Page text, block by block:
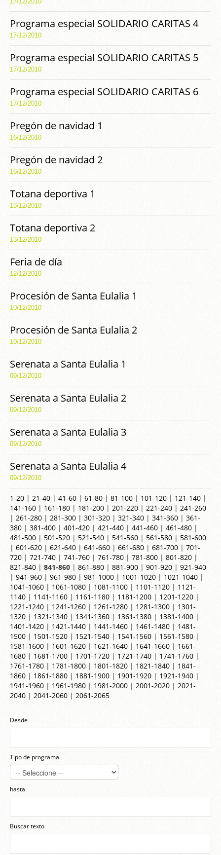
Programa especial SOLIDARIO CARITAS 4
17/12/2010
Programa especial SOLIDARIO CARITAS 5
17/12/2010
Programa especial SOLIDARIO CARITAS 6
17/12/2010
Pregón de navidad 1
16/12/2010
Pregón de navidad 2
16/12/2010
Totana deportiva 1
13/12/2010
Totana deportiva 2
13/12/2010
Feria de día
12/12/2010
Procesión de Santa Eulalia 1
10/12/2010
Procesión de Santa Eulalia 2
10/12/2010
Serenata a Santa Eulalia 1
09/12/2010
Serenata a Santa Eulalia 2
09/12/2010
Serenata a Santa Eulalia 3
09/12/2010
Serenata a Santa Eulalia 4
09/12/2010
1-20 | 21-40 | 41-60 | 61-80 | 81-100 | 101-120 | 121-140 |
141-160 | 161-180 | 181-200 | 201-220 | 221-240 | 241-260
| 261-280 | 281-300 | 301-320 | 321-340 | 341-360 | 361-
380 | 381-400 | 401-420 | 421-440 | 441-460 | 461-480 |
481-500 | 501-520 | 521-540 | 541-560 | 561-580 | 581-600
| 601-620 | 621-640 | 641-660 | 661-680 | 681-700 | 701-
720 | 721-740 | 741-760 | 761-780 | 781-800 | 801-820 |
821-840 | 841-860 | 861-880 | 881-900 | 901-920 | 921-940
| 941-960 | 961-980 | 981-1000 | 1001-1020 | 1021-1040 |
1041-1060 | 1061-1080 | 1081-1100 | 1101-1120 | 1121-
1140 | 1141-1160 | 1161-1180 | 1181-1200 | 1201-1220 |
1221-1240 | 1241-1260 | 1261-1280 | 1281-1300 | 1301-
1320 | 1321-1340 | 1341-1360 | 1361-1380 | 1381-1400 |
1401-1420 | 1421-1440 | 1441-1460 | 1461-1480 | 1481-
1500 | 1501-1520 | 1521-1540 | 1541-1560 | 1561-1580 |
1581-1600 | 1601-1620 | 1621-1640 | 1641-1660 | 1661-
1680 | 1681-1700 | 1701-1720 | 1721-1740 | 1741-1760 |
1761-1780 | 1781-1800 | 1801-1820 | 1821-1840 | 1841-
1860 | 1861-1880 | 1881-1900 | 1901-1920 | 1921-1940 |
1941-1960 | 1961-1980 | 1981-2000 | 2001-2020 | 2021-
2040 | 2041-2060 | 2061-2065
Desde
Tipo de programa
hasta
Buscar texto